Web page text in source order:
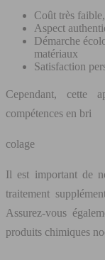
Coût très
Aspect
Démarche
matériaux
Satisfaction
Cependant, cette
compétences en bri
colage
Il est important de
traitement
Assurez-vous
produits chimiques